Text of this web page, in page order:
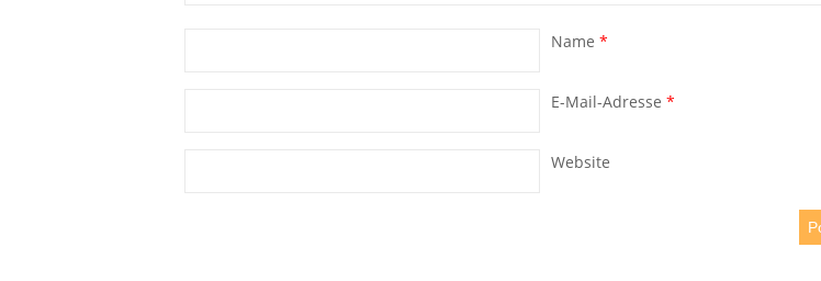
Name *
E-Mail-Adresse *
Website